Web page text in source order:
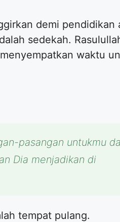
demi pendidikan
sedekah.
waktu
pasangan untukmu
Dia menjadikan di
tempat pulang.